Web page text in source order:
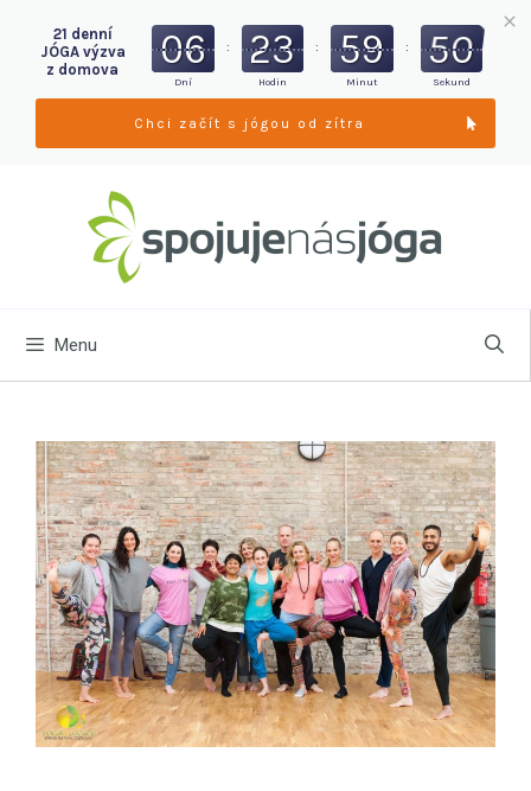
Menu
21 denní
JÓGA výzva
z domova
06
Dní
: 23
Hodin
: 59
Minut
: 49
Sekund
Chci začít s jógou od zítra